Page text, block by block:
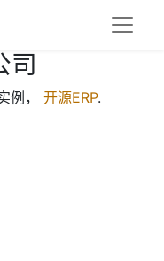
司
例， 开源ERP.